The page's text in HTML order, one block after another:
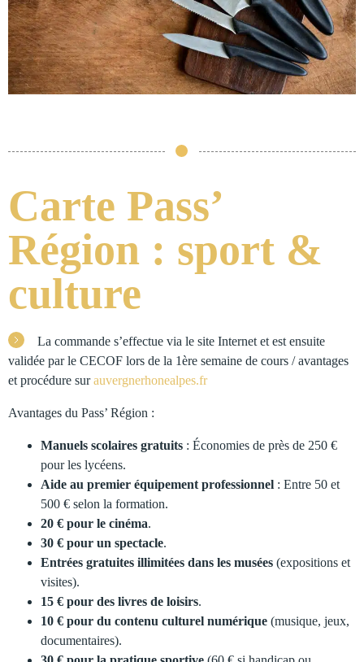
Carte Pass’
Région : sport &
culture
La commande s’effectue via le site Internet et est ensuite
validée par le CECOF lors de la 1ère semaine de cours / avantages
et procédure surauvergnerhonealpes.fr
Avantages du Pass’ Région :
Manuels scolaires gratuits : Économies de près de 250 €
pour les lycéens.
Aide au premier équipement professionnel : Entre 50 et
500 € selon la formation.
20 € pour le cinéma.
30 € pour un spectacle.
Entrées gratuites illimitées dans les musées (expositions et
visites).
15 € pour des livres de loisirs.
10 € pour du contenu culturel numérique (musique, jeux,
documentaires).